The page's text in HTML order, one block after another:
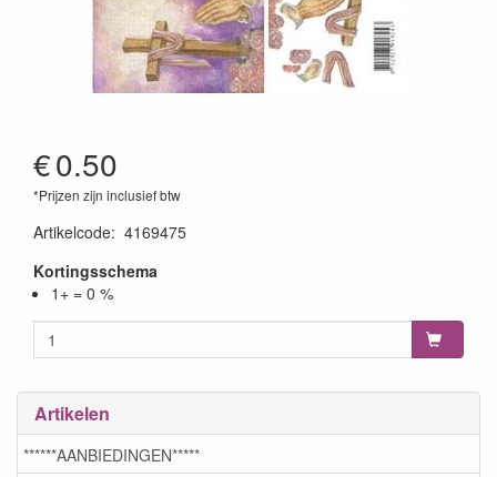
€0.50
*Prijzen zijn inclusief btw
Artikelcode: 4169475
Kortingsschema
1+ = 0 %
Artikelen
******AANBIEDINGEN*****